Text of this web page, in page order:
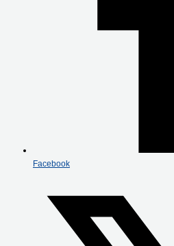
Facebook